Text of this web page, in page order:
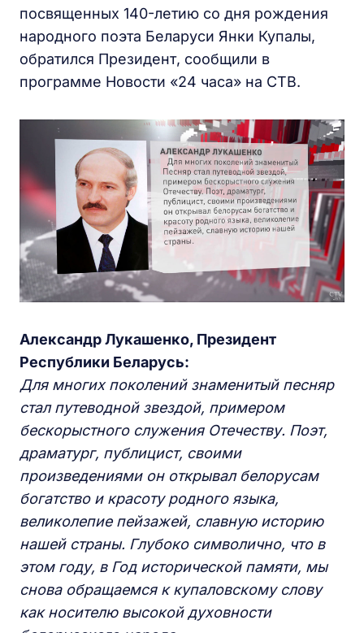
посвященных 140-летию со дня рождения
народного поэта Беларуси Янки Купалы,
обратился Президент, сообщили в
программе Новости «24 часа» на СТВ.
Александр Лукашенко, Президент
Республики Беларусь:
Для многих поколений знаменитый песняр
стал путеводной звездой, примером
бескорыстного служения Отечеству. Поэт,
драматург, публицист, своими
произведениями он открывал белорусам
богатство и красоту родного языка,
великолепие пейзажей, славную историю
нашей страны. Глубоко символично, что в
этом году, в Год исторической памяти, мы
снова обращаемся к купаловскому слову
как носителю высокой духовности